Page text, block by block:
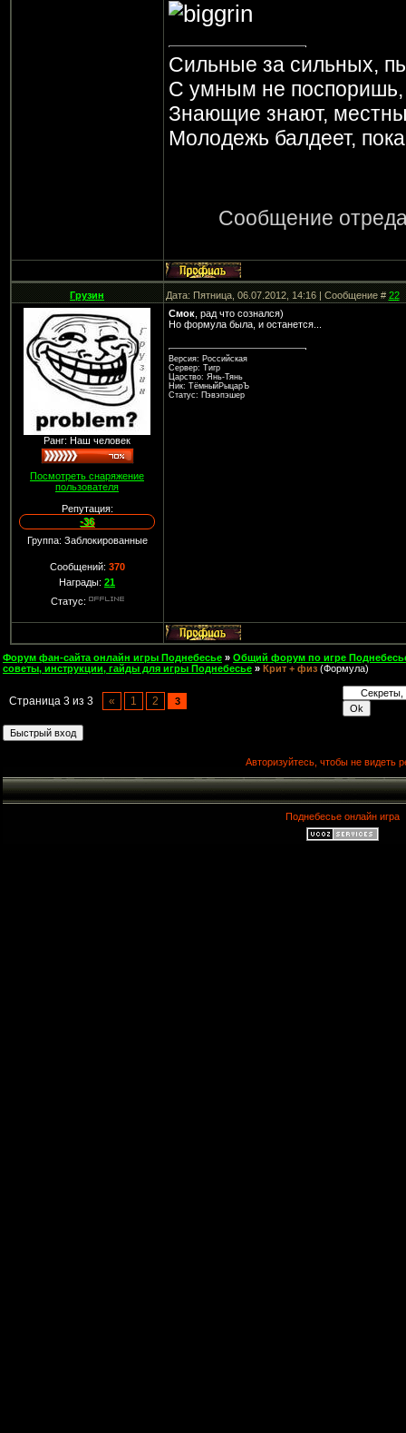
Сильные за сильных,
С умным не поспоришь,
Знающие знают,
Молодежь балдеет, пока
Сообщение
Грузин Дата: Пятница, 06.07.2012, 14:16 | Сообщение #22
Ранг: Наш человек
Посмотреть снаряжение
пользователя
Репутация:
-36
Группа: Заблокированные
Сообщений: 370
Награды: 21
Статус:
Смок, рад что сознался)
Но формула была, и останется...
Версия: Российская
Сервер: Тигр
Царство: Янь-Тянь
Ник: ТёмныйРыцарЪ
Статус: Пэвэпэшер
Форум фан-сайта онлайн игры Поднебесье » Общий форум по игре
советы, инструкции, гайды для игры Поднебесье » Крит + физ (Формула)
Страница 3 из 3 « 1 2 3
Авторизуйтесь, чтобы не видеть
Поднебесье онлайн игра